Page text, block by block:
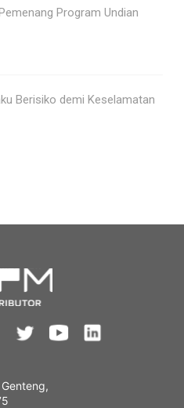
Program Undian
Berisiko demi Keselamatan